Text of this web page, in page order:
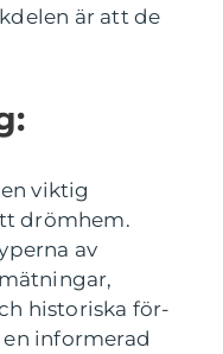
är att de
viktig
drömhem.
av
historiska för-
informerad